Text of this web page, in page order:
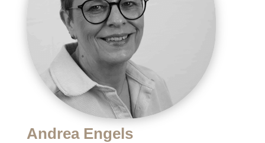
Andrea Engels